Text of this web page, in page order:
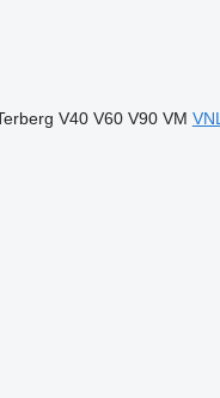
V40 V60 V90 VM VNL